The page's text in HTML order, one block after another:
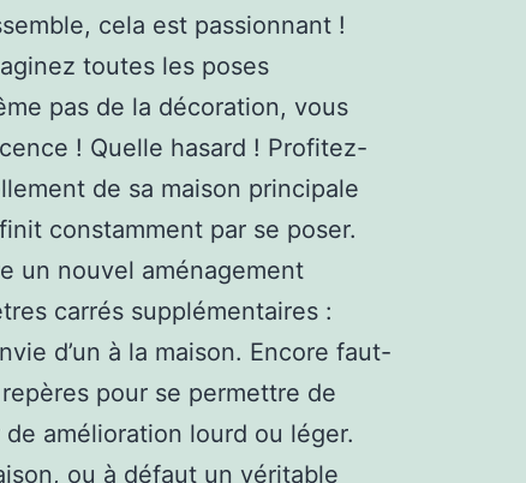
cela est passionnant !
toutes les poses
pas de la décoration, vous
! Quelle hasard ! Profitez-
de sa maison principale
constamment par se poser.
un nouvel aménagement
carrés supplémentaires :
d’un à la maison. Encore faut-
pour se permettre de
amélioration lourd ou léger.
ou à défaut un véritable